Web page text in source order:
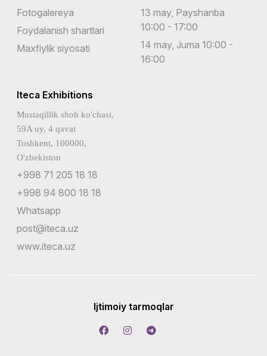
Fotogalereya
Foydalanish shartlari
Maxfiylik siyosati
13 may, Payshanba
10:00 - 17:00
14 may, Juma 10:00 -
16:00
Iteca Exhibitions
Mustaqillik shoh ko'chasi,
59A uy, 4 qavat
Toshkent, 100000,
O'zbekiston
+998 71 205 18 18
+998 94 800 18 18
Whatsapp
post@iteca.uz
www.iteca.uz
Ijtimoiy tarmoqlar